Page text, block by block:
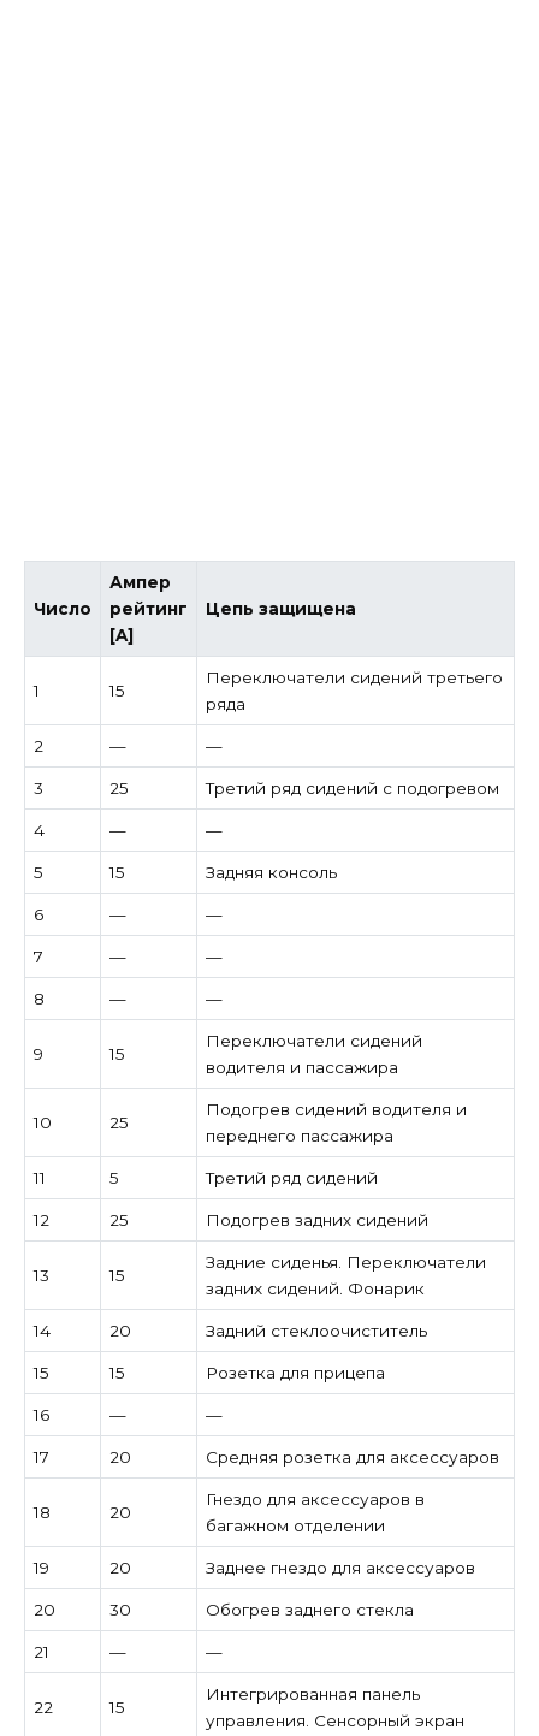
Число
Ампер
рейтинг
[A]
Цепь защищена
1 15
Переключатели сидений третьего
ряда
2 — —
3 25 Третий ряд сидений с подогревом
4 — —
5 15 Задняя консоль
6 — —
7 — —
8 — —
9 15
Переключатели сидений
водителя и пассажира
10 25
Подогрев сидений водителя и
переднего пассажира
11 5 Третий ряд сидений
12 25 Подогрев задних сидений
13 15
Задние сиденья. Переключатели
задних сидений. Фонарик
14 20 Задний стеклоочиститель
15 15 Розетка для прицепа
16 — —
17 20 Средняя розетка для аксессуаров
18 20
Гнездо для аксессуаров в
багажном отделении
19 20 Заднее гнездо для аксессуаров
20 30 Обогрев заднего стекла
21 — —
22 15
Интегрированная панель
управления. Сенсорный экран